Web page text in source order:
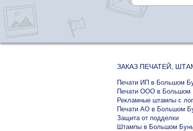
ЗАКАЗ ПЕЧАТЕЙ,
Печати ИП в Большом
Печати ООО в Большом
Рекламные штампы с
Печати АО в Большом
Защита от подделки
Штампы в Большом